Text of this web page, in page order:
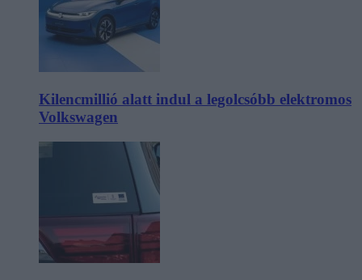
Kilencmillió alatt indul a legolcsóbb elektromos
Volkswagen